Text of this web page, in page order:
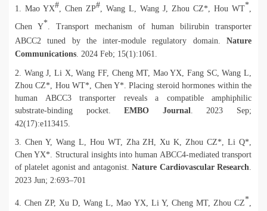
1. Mao YX#, Chen ZP#, Wang L, Wang J, Zhou CZ*, Hou WT*,
Chen Y* . Transport mechanism of human bilirubin transporter
ABCC2 tuned by the inter-module regulatory domain. Nature
Communications . 2024 Feb; 15(1):1061.
2. Wang J, Li X, Wang FF, Cheng MT, Mao YX, Fang SC, Wang L,
Zhou CZ*, Hou WT*, Chen Y*. Placing steroid hormones within the
human ABCC3 transporter reveals a compatible amphiphilic
substrate-binding pocket.EMBO Journal . 2023 Sep;
42(17):e113415.
3. Chen Y, Wang L, Hou WT, Zha ZH, Xu K, Zhou CZ*, Li Q*,
Chen YX*. Structural insights into human ABCC4-mediated transport
of platelet agonist and antagonist.Nature Cardiovascular Research
2023 Jun; 2:693–701
4. Chen ZP, Xu D, Wang L, Mao YX, Li Y, Cheng MT, Zhou CZ*